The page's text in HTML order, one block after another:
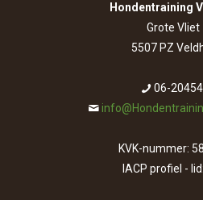
Hondentraining
Grote Vliet
5507 PZ
06-
KVK-nummer:
IACP profiel - lid: